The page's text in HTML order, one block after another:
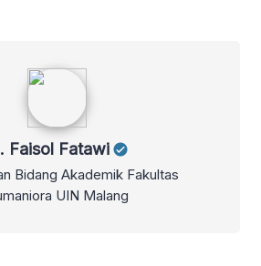
Faisol Fatawi
Bidang Akademik Fakultas
UIN Malang